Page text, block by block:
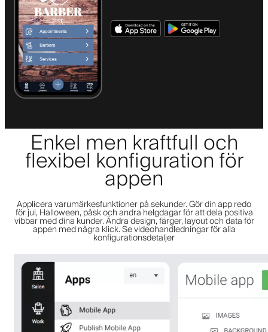
Enkel men kraftfull och
flexibel konfiguration för
appen
Applicera varumärkesfunktioner på sekunder. Gör din app redo
för jul, Halloween, påsk och andra helgdagar för att dela positiva
vibbar med dina kunder. Ändra design, färger, layout och data för
appen med några klick. Se videohandledningar för alla
konfigurationsdetaljer